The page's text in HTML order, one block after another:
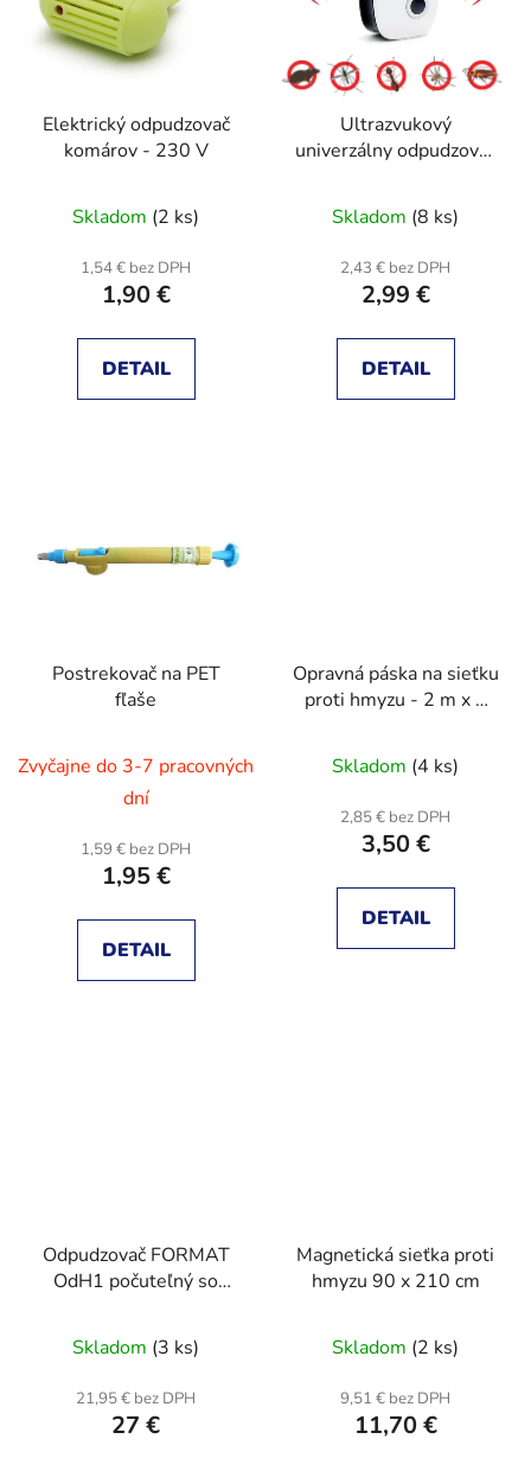
Elektrický odpudzovač
komárov - 230 V
Skladom (2 ks)
1,54 € bez DPH
1,90 €
DETAIL
Ultrazvukový
univerzálny odpudzovač
Skladom (8 ks)
2,43 € bez DPH
2,99 €
DETAIL
Postrekovač na PET
fľaše
Zvyčajne do 3-7 pracovných
dní
1,59 € bez DPH
1,95 €
DETAIL
Opravná páska na sieťku
proti hmyzu - 2 m x 5
Skladom (4 ks)
2,85 € bez DPH
3,50 €
DETAIL
Odpudzovač FORMAT
OdH1 počuteľný so
Skladom (3 ks)
21,95 € bez DPH
27 €
Magnetická sieťka proti
hmyzu 90 x 210 cm
Skladom (2 ks)
9,51 € bez DPH
11,70 €